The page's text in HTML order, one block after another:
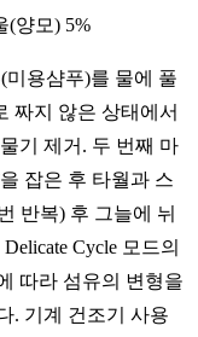
(양모) 5%
용샴푸)를 물에 풀
짜지 않은 상태에서
기 제거. 두 번째 마
잡은 후 타월과 스
반복) 후 그늘에 뉘
Cycle 모드의
따라 섬유의 변형을
. 기계 건조기 사용